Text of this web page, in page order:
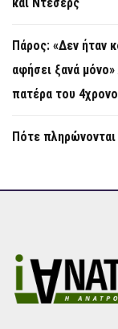
Πάρος: «Δεν ήταν
αφήσει ξανά
πατέρα του
Πότε πληρώνονται